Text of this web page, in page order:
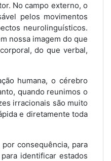
No campo externo, o
pelos movimentos
neurolinguísticos.
nossa imagem do que
do que verbal,
humana, o cérebro
quando reunimos o
irracionais são muito
e diretamente toda
consequência, para
identificar estados